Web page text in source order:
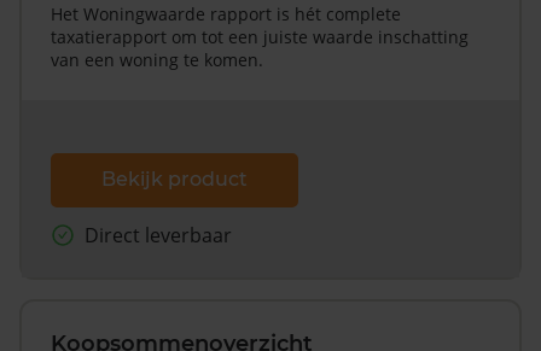
Het Woningwaarde rapport is hét complete
taxatierapport om tot een juiste waarde inschatting
van een woning te komen.
Bekijk product
Direct leverbaar
Koopsommenoverzicht